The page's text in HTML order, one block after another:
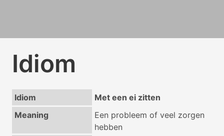
Idiom
Idiom
Met een ei zitten
Meaning
Een probleem of veel zorgen
hebben